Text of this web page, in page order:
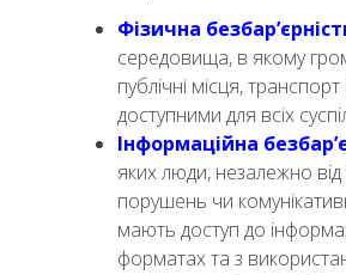
Фізична
середовища, в якому
публічні місця,
доступними для всіх
Інформаційна
яких люди, незалежно від
порушень чи
мають доступ до
форматах та з